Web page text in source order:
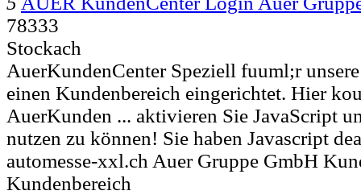
78333
Stockach
AuerKundenCenter Speziell fuuml;r
einen Kundenbereich eingerichtet. Hier
AuerKunden ... aktivieren Sie JavaScript
nutzen zu können! Sie haben Javascript
automesse-xxl.ch Auer Gruppe GmbH
Kundenbereich